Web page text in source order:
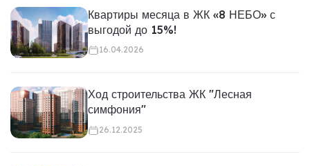
Квартиры месяца в ЖК «8 НЕБО» с
выгодой до 15%!
16.04.2026
Ход строительства ЖК "Лесная
симфония"
26.12.2025